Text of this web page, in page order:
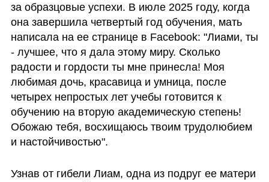
за образцовые успехи. В июле 2025 году, когда
она завершила четвертый год обучения, мать
написала на ее странице в Facebook: "Лиами, ты
- лучшее, что я дала этому миру. Сколько
радости и гордости ты мне принесла! Моя
любимая дочь, красавица и умница, после
четырех непростых лет учебы готовится к
обучению на вторую академическую степень!
Обожаю тебя, восхищаюсь твоим трудолюбием
и настойчивостью".
Узнав от гибели Лиам, одна из подруг ее матери